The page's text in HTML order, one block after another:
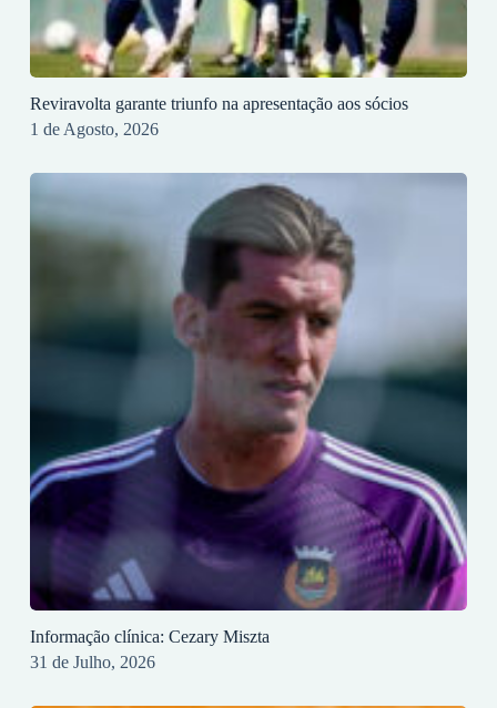
Reviravolta garante triunfo na apresentação aos sócios
1 de Agosto, 2026
Informação clínica: Cezary Miszta
31 de Julho, 2026